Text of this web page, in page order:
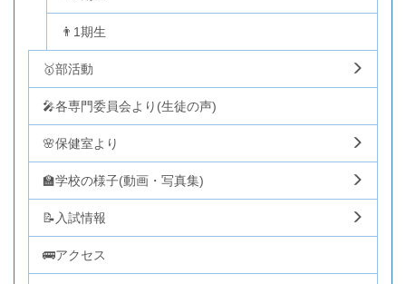
👨1期生
🥇部活動
🎤各専門委員会より(生徒の声)
🌸保健室より
🏫学校の様子(動画・写真集)
📝入試情報
🚌アクセス